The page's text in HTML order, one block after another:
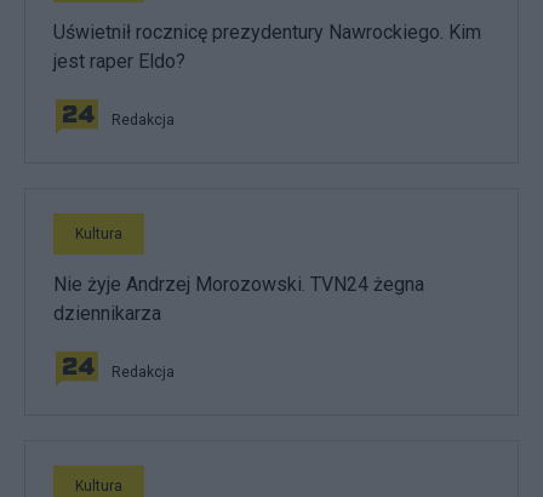
Uświetnił rocznicę prezydentury Nawrockiego. Kim
jest raper Eldo?
Redakcja
Kultura
Nie żyje Andrzej Morozowski. TVN24 żegna
dziennikarza
Redakcja
Kultura